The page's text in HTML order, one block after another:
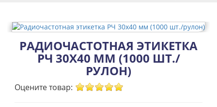
РАДИОЧАСТОТНАЯ ЭТИКЕТКА
РЧ 30Х40 ММ (1000 ШТ./
РУЛОН)
Оцените товар: